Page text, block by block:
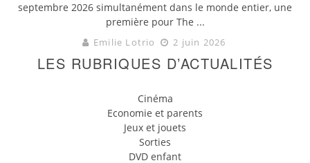
septembre 2026 simultanément dans le monde entier, une
première pour The ...
Emilie Lotrio 2 juin 2026
LES RUBRIQUES D’ACTUALITÉS
Cinéma
Economie et parents
Jeux et jouets
Sorties
DVD enfant